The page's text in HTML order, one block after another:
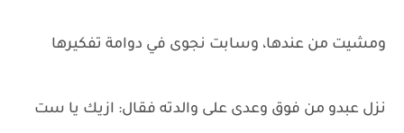
ومشيت من عندها، وسابت نجوى في دوامة تفكيرها
نزل عبدو من فوق وعدى على والدته فقال: ازيك يا ست